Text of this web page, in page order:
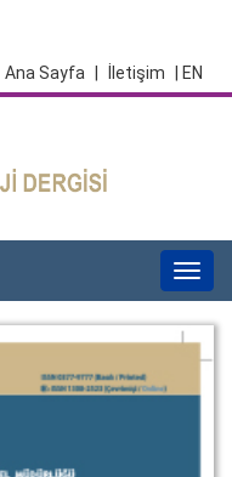
| EN
İletişim
Ana Sayfa